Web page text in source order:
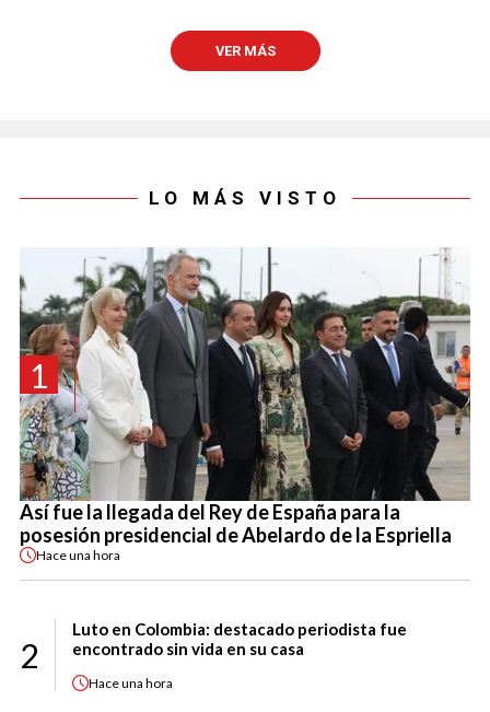
VER MÁS
LO MÁS VISTO
1
Así fue la llegada del Rey de España para la
posesión presidencial de Abelardo de la Espriella
Haceuna hora
2
Luto en Colombia: destacado periodista fue
encontrado sin vida en su casa
Haceuna hora